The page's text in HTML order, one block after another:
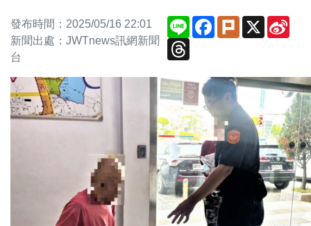
發布時間：2025/05/16 22:01
新聞出處：JWTnews訊網新聞
台
Line Facebook
PlurkX
Threads